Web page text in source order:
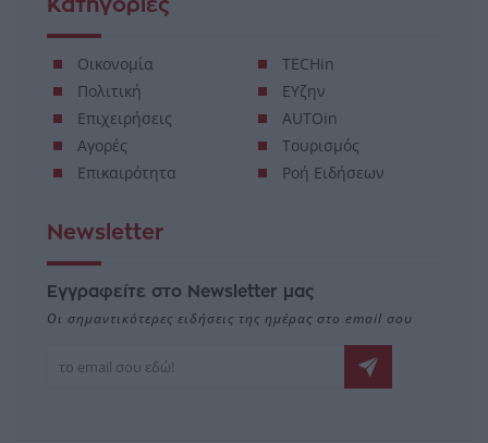
Οικονομία
Πολιτική
Επιχειρήσεις
Αγορές
Επικαιρότητα
TECHin
ΕΥζην
AUTOin
Τουρισμός
Ροή Ειδήσεων
Newsletter
Εγγραφείτε στο Newsletter μας
Οι σημαντικότερες ειδήσεις της ημέρας στο email σου